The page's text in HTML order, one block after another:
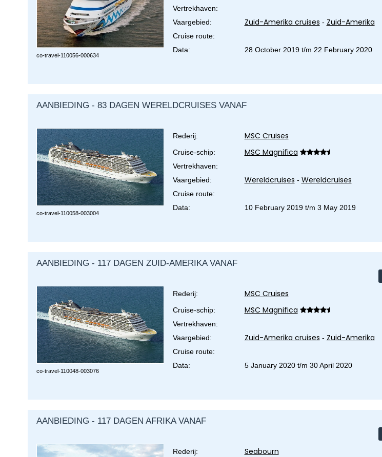
co-travel-110056-000634
Vertrekhaven:
Vaargebied:
Zuid-Amerika cruises - Zuid-Amerika
Cruise route:
Data:
28 October 2019 t/m 22 February 2020
AANBIEDING - 83 DAGEN WERELDCRUISES VANAF
co-travel-110058-003004
Rederij: MSC Cruises
Cruise-schip: MSC Magnifica
Vertrekhaven:
Vaargebied:
Wereldcruises - Wereldcruises
Cruise route:
Data:
10 February 2019 t/m 3 May 2019
AANBIEDING - 117 DAGEN ZUID-AMERIKA VANAF
co-travel-110048-003076
Rederij: MSC Cruises
Cruise-schip: MSC Magnifica
Vertrekhaven:
Vaargebied:
Zuid-Amerika cruises - Zuid-Amerika
Cruise route:
Data:
5 January 2020 t/m 30 April 2020
AANBIEDING - 117 DAGEN AFRIKA VANAF
Rederij: Seabourn